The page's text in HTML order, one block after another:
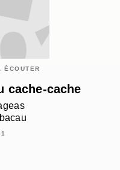
ÉCOUTER
cache-cache